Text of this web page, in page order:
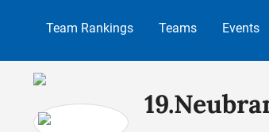
Team Rankings Teams Events